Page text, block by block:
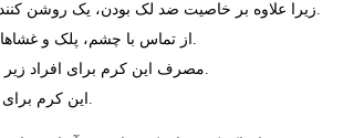
زیرا علاوه بر خاصیت ضد لک بودن، یک روشن کننده موضعی نیز می‌باشد.
از تماس با چشم، پلک و غشاهای مخاطی اجتناب شود.
مصرف این کرم برای افراد زیر ۱۲ سال مناسب نیست.
این کرم برای استفاده موضعی است.